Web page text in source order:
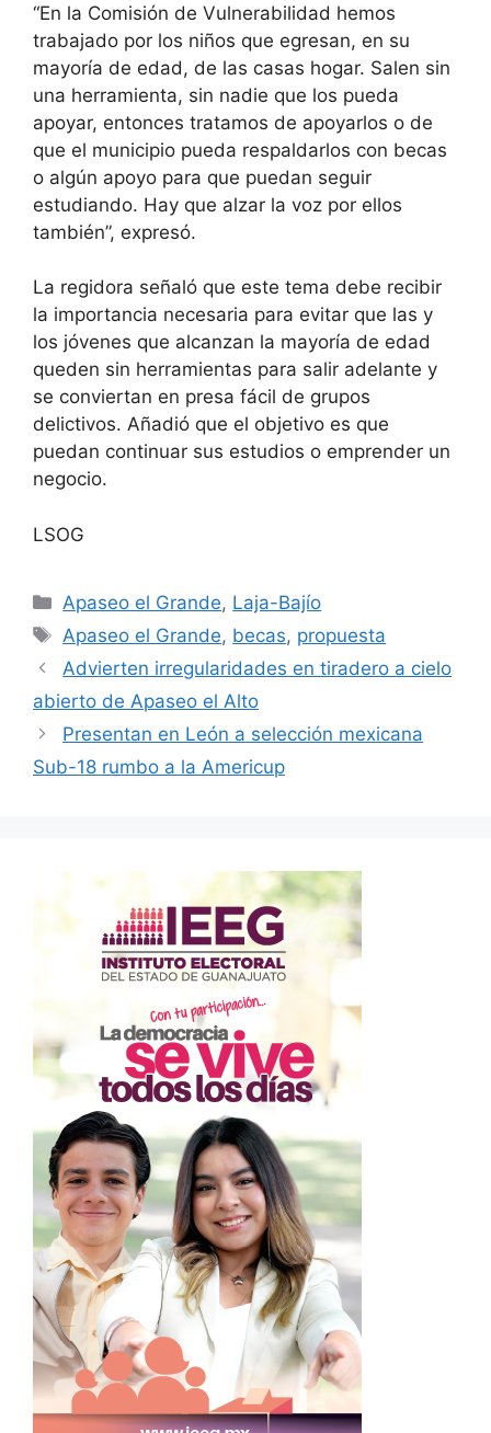
“En la Comisión de Vulnerabilidad hemos
trabajado por los niños que egresan, en su
mayoría de edad, de las casas hogar. Salen sin
una herramienta, sin nadie que los pueda
apoyar, entonces tratamos de apoyarlos o de
que el municipio pueda respaldarlos con becas
o algún apoyo para que puedan seguir
estudiando. Hay que alzar la voz por ellos
también”, expresó.
La regidora señaló que este tema debe recibir
la importancia necesaria para evitar que las y
los jóvenes que alcanzan la mayoría de edad
queden sin herramientas para salir adelante y
se conviertan en presa fácil de grupos
delictivos. Añadió que el objetivo es que
puedan continuar sus estudios o emprender un
negocio.
LSOG
Categorías
Apaseo el Grande, Laja-Bajío
Etiquetas
Apaseo el Grande, becas, propuesta
Advierten irregularidades en tiradero a cielo
abierto de Apaseo el Alto
Presentan en León a selección mexicana
Sub-18 rumbo a la Americup